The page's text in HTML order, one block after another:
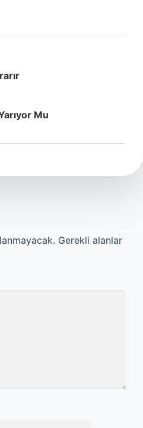
Mu
Gerekli alanlar